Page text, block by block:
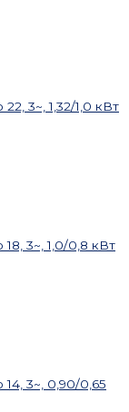
3~, 1,32/1,0 кВт
3~, 1,0/0,8 кВт
3~, 0,90/0,65